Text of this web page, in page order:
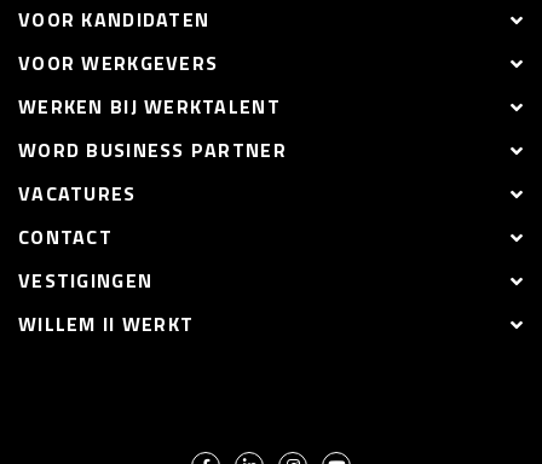
VOOR KANDIDATEN
VOOR WERKGEVERS
WERKEN BIJ WERKTALENT
WORD BUSINESS PARTNER
VACATURES
CONTACT
VESTIGINGEN
WILLEM II WERKT